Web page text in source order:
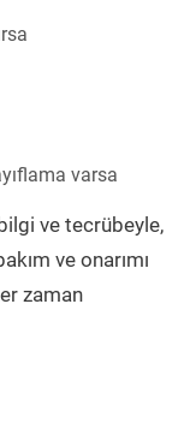
varsa
ve tecrübeyle,
ve onarımı
zaman